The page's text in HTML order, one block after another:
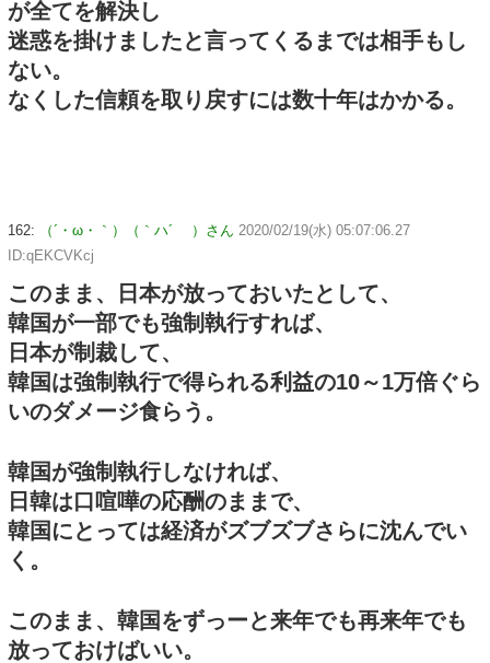
が全てを解決し
迷惑を掛けましたと言ってくるまでは相手もし
ない。
なくした信頼を取り戻すには数十年はかかる。
162: （´・ω・｀）（｀ハ´ ）さん 2020/02/19(水) 05:07:06.27
ID:qEKCVKcj
このまま、日本が放っておいたとして、
韓国が一部でも強制執行すれば、
日本が制裁して、
韓国は強制執行で得られる利益の10～1万倍ぐら
いのダメージ食らう。
韓国が強制執行しなければ、
日韓は口喧嘩の応酬のままで、
韓国にとっては経済がズブズブさらに沈んでい
く。
このまま、韓国をずっーと来年でも再来年でも
放っておけばいい。